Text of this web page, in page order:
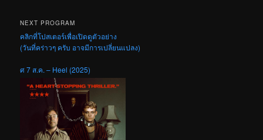
NEXT PROGRAM
คลิกที่โปสเตอร์เพื่อเปิดดูตัวอย่าง
(วันที่คร่าวๆ ครับ อาจมีการเปลี่ยนแปลง)
ศ 7 ส.ค. – Heel (2025)